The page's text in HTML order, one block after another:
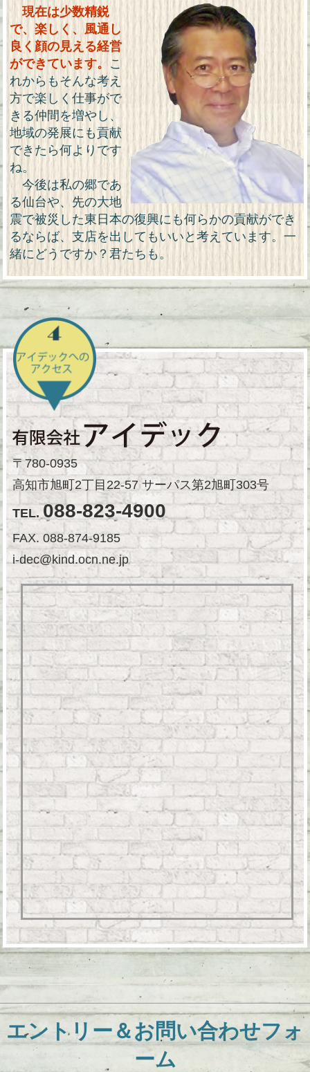
現在は少数精鋭
で、楽しく、風通し
良く顔の見える経営
ができています。 こ
れからもそんな考え
方で楽しく仕事がで
きる仲間を増やし、
地域の発展にも貢献
できたら何よりです
ね。
今後は私の郷であ
る仙台や、先の大地
震で被災した東日本の復興にも何らかの貢献ができ
るならば、支店を出してもいいと考えています。一
緒にどうですか？君たちも。
〒780-0935
高知市旭町2丁目22-57 サーパス第2旭町303号
TEL.088-823-4900
FAX. 088-874-9185
i-dec@kind.ocn.ne.jp
エントリー＆お問い合わせフォ
ーム